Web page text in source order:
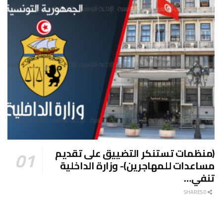
(منظمات تستنكر التضييق على تقديم
مساعدات للمهاجرين)- وزارة الداخلية
تنفي…